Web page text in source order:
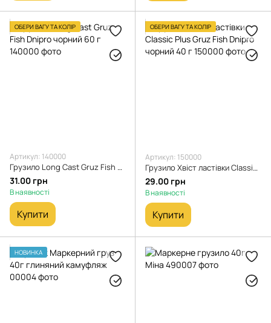
ОБЕРИ ВАГУ ТА КОЛІР
Артикул: 140000
Грузило Long Cast Gruz Fish Dnipro чорний 60 г
31.00 грн
В наявності
Купити
ОБЕРИ ВАГУ ТА КОЛІР
Артикул: 150000
Грузило Хвіст ластівки Classic Plus Gruz Fish Dnipro чорний 40 г
29.00 грн
В наявності
Купити
НОВИНКА